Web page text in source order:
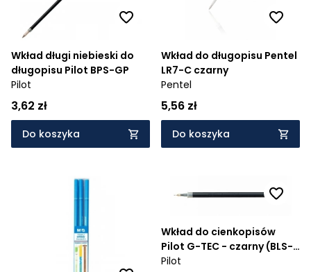
Wkład długi niebieski do
długopisu Pilot BPS-GP
Pilot
3,62 zł
Do koszyka
Wkład do długopisu Pentel
LR7-C czarny
Pentel
5,56 zł
Do koszyka
Wkład do cienkopisów
Pilot G-TEC - czarny (BLS-
GC4-B)
Pilot